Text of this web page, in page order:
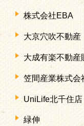
株式会社EBA
大京穴吹不動
大成有楽不動
笠間産業株式会
UniLife北千住店
緑伸